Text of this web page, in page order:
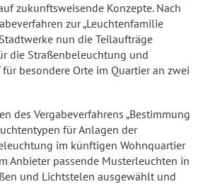
zukunftsweisende Konzepte. Nach
zur „Leuchtenfamilie
nun die Teilaufträge
die Straßenbeleuchtung und
für besondere Orte im Quartier an zwei
des Vergabeverfahrens „Bestimmung
für Anlagen der
im künftigen Wohnquartier
Anbieter passende Musterleuchten in
und Lichtstelen ausgewählt und